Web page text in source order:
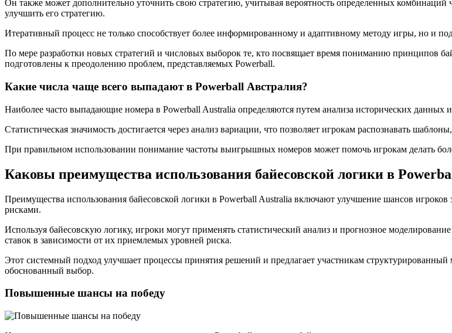
Он также может дополнительно уточнить свою стратегию, учитывая вероятность определенных
улучшить его стратегию.
Итеративный процесс не только способствует более информированному и адаптивному методу игры, но и
По мере разработки новых стратегий и числовых выборок те, кто посвящает время пониманию принципов
подготовлены к преодолению проблем, представляемых Powerball.
Какие числа чаще всего выпадают в Powerball Австралия?
Наиболее часто выпадающие номера в Powerball Australia определяются путем анализа исторических данных
Статистическая значимость достигается через анализ вариации, что позволяет игрокам распознавать
При правильном использовании понимание частоты выигрышных номеров может помочь игрокам делать
Каковы преимущества использования байесовской логики в
Преимущества использования байесовской логики в Powerball Australia включают улучшение шансов
рисками.
Используя байесовскую логику, игроки могут применять статистический анализ и прогнозное
ставок в зависимости от их приемлемых уровней риска.
Этот системный подход улучшает процессы принятия решений и предлагает участникам
обоснованный выбор.
Повышенные шансы на победу